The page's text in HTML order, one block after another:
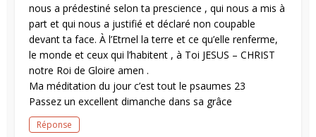
nous a prédestiné selon ta prescience , qui nous a mis à
part et qui nous a justifié et déclaré non coupable
devant ta face. À l’Etrnel la terre et ce qu’elle renferme,
le monde et ceux qui l’habitent , à Toi JESUS – CHRIST
notre Roi de Gloire amen .
Ma méditation du jour c’est tout le psaumes 23
Passez un excellent dimanche dans sa grâce
Réponse